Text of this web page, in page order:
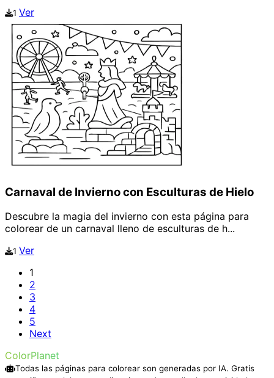
1 Ver
Carnaval de Invierno con Esculturas de Hielo
Descubre la magia del invierno con esta página para
colorear de un carnaval lleno de esculturas de h...
1 Ver
1
2
3
4
5
Next
ColorPlanet
Todas las páginas para colorear son generadas por IA. Gratis